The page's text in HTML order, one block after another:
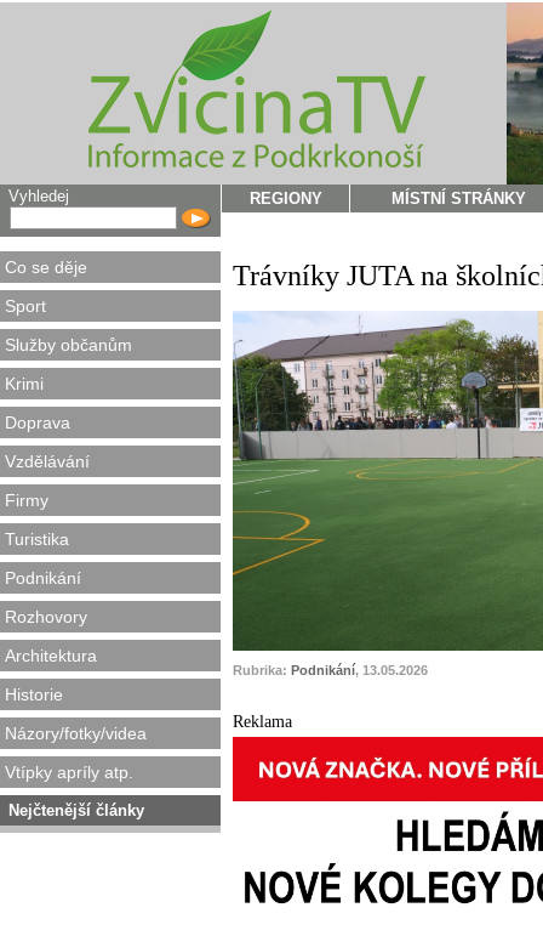
Vyhledej
Co se děje
Sport
Služby občanům
Krimi
Doprava
Vzdělávání
Firmy
Turistika
Podnikání
Rozhovory
Architektura
Historie
Názory/fotky/videa
Vtípky apríly atp.
Nejčtenější články
REGIONY MÍSTNÍ STRÁNKY
Trávníky JUTA na
Rubrika: Podnikání, 13.05.2026
Reklama